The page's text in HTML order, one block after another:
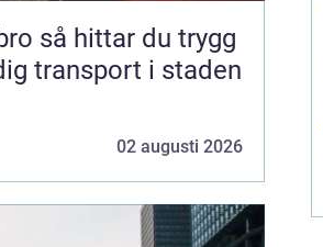
trygg
transport i staden
02 augusti 2026